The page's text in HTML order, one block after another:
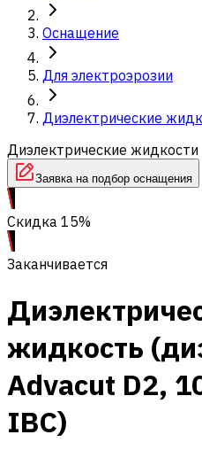
Оснащение
Для электроэрозии
Диэлектрические
Диэлектрические жидкости
Заявка на подбор оснащения
Скидка 15%
Заканчивается
жидкость
Advacut D2,
IBC)